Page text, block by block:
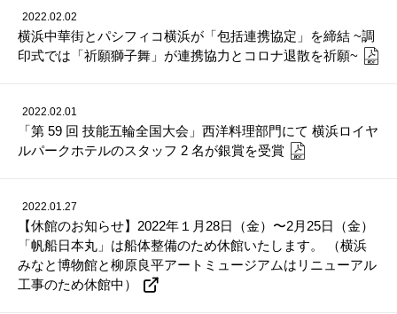
2022.02.02
横浜中華街とパシフィコ横浜が「包括連携協定」を締結 ~調
印式では「祈願獅子舞」が連携協力とコロナ退散を祈願~
2022.02.01
「第 59 回 技能五輪全国大会」西洋料理部門にて 横浜ロイヤ
ルパークホテルのスタッフ 2 名が銀賞を受賞
2022.01.27
【休館のお知らせ】2022年１月28日（金）〜2月25日（金）
「帆船日本丸」は船体整備のため休館いたします。 （横浜
みなと博物館と柳原良平アートミュージアムはリニューアル
工事のため休館中）